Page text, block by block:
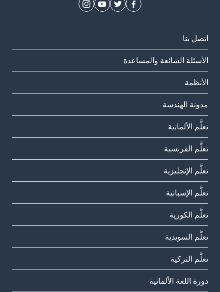
اتصل بنا
الأسئلة الشائعة والمساعدة
الأنظمة
مدونة الهندسة
تعلَّم الألمانية
تعلَّم الفرنسية
تعلَّم الإنجليزية
تعلَّم الإسبانية
تعلَّم الكورية
تعلَّم السويدية
تعلَّم التركية
دورة اللغة الألمانية